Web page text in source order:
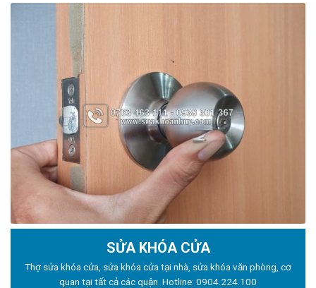
SỬA KHÓA CỬA
Thợ sửa khóa cửa, sửa khóa cửa tại nhà, sửa khóa văn phòng, cơ
quan tại tất cả các quận. Hotline: 0904.224.100